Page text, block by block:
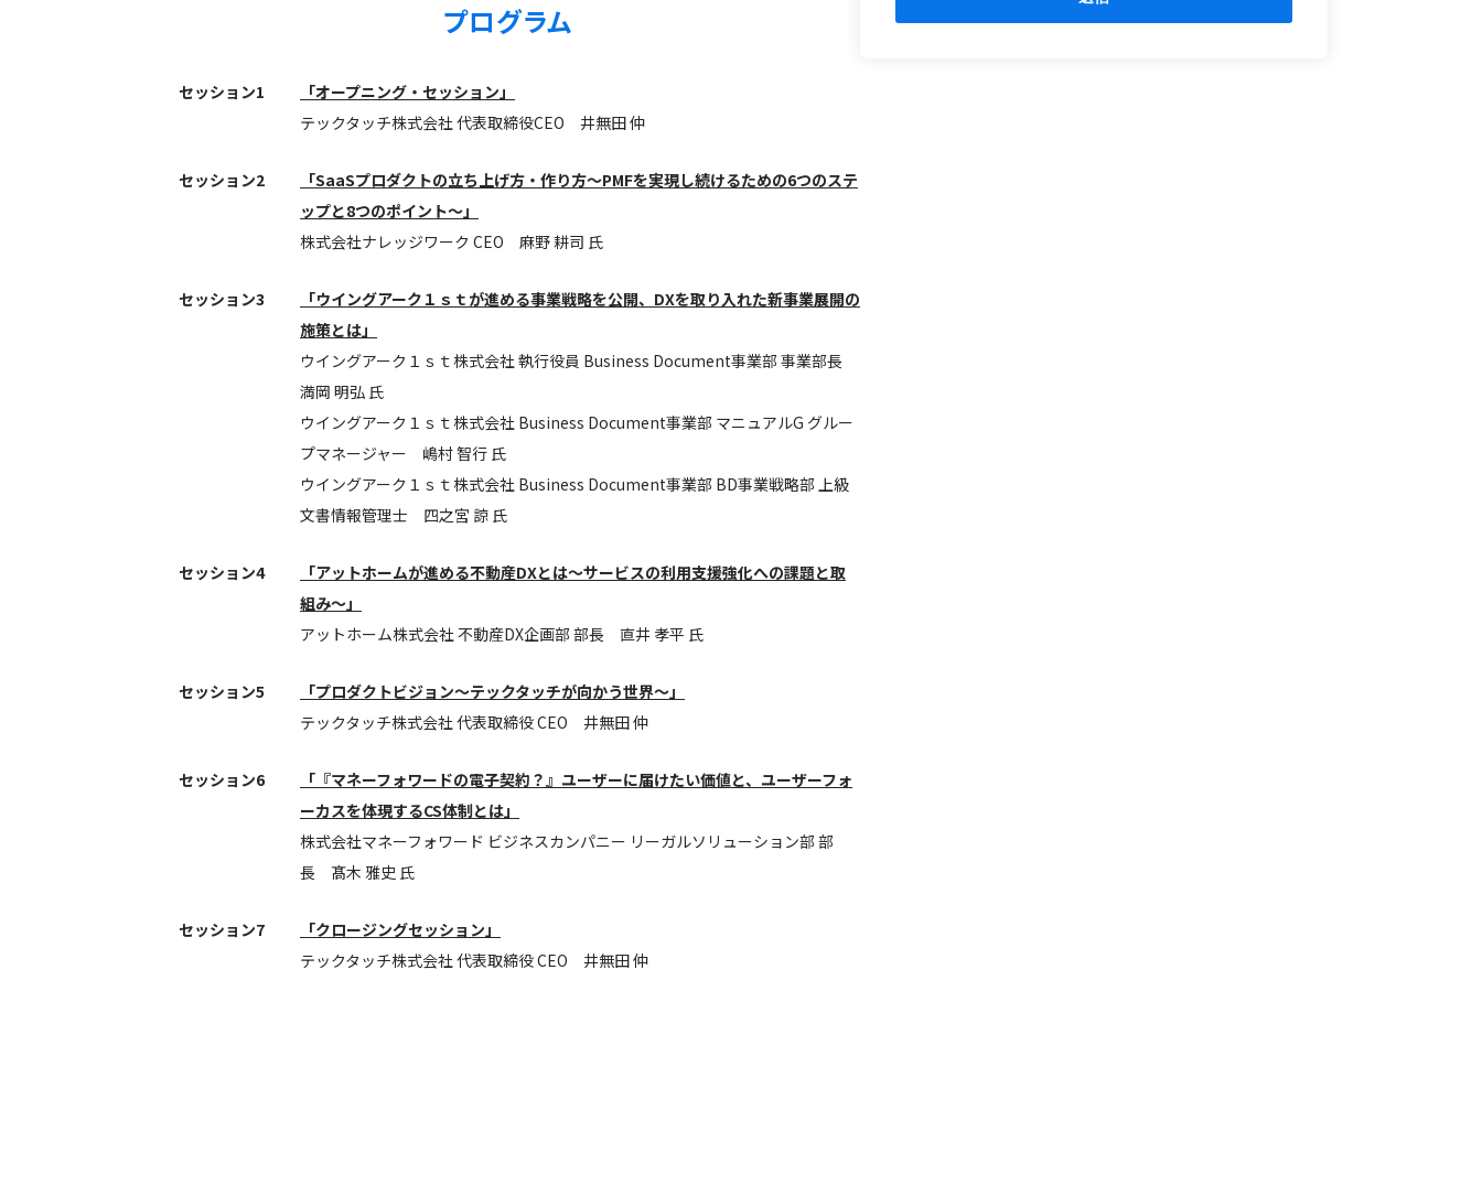
プログラム
セッション1
「オープニング・セッション」
テックタッチ株式会社 代表取締役CEO 井無田 仲
セッション2
「SaaSプロダクトの立ち上げ方・作り方～PMFを実現し続けるための6つのステ
ップと8つのポイント～」
株式会社ナレッジワーク CEO 麻野 耕司 氏
セッション3
「ウイングアーク１ｓｔが進める事業戦略を公開、DXを取り入れた新事業展開の
施策とは」
ウイングアーク１ｓｔ株式会社 執行役員 Business Document事業部 事業部長
満岡 明弘 氏
ウイングアーク１ｓｔ株式会社 Business Document事業部 マニュアルG グルー
プマネージャー 嶋村 智行 氏
ウイングアーク１ｓｔ株式会社 Business Document事業部 BD事業戦略部 上級
文書情報管理士 四之宮 諒 氏
セッション4
「アットホームが進める不動産DXとは〜サービスの利用支援強化への課題と取
組み〜」
アットホーム株式会社 不動産DX企画部 部長 直井 孝平 氏
セッション5
「プロダクトビジョン〜テックタッチが向かう世界〜」
テックタッチ株式会社 代表取締役 CEO 井無田 仲
セッション6
「『マネーフォワードの電子契約？』ユーザーに届けたい価値と、ユーザーフォ
ーカスを体現するCS体制とは」
株式会社マネーフォワード ビジネスカンパニー リーガルソリューション部 部
長 髙木 雅史 氏
セッション7
「クロージングセッション」
テックタッチ株式会社 代表取締役 CEO 井無田 仲